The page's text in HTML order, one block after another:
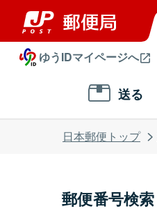
ゆうIDマイページへ
送る
日本郵便トップ
郵便番号検索